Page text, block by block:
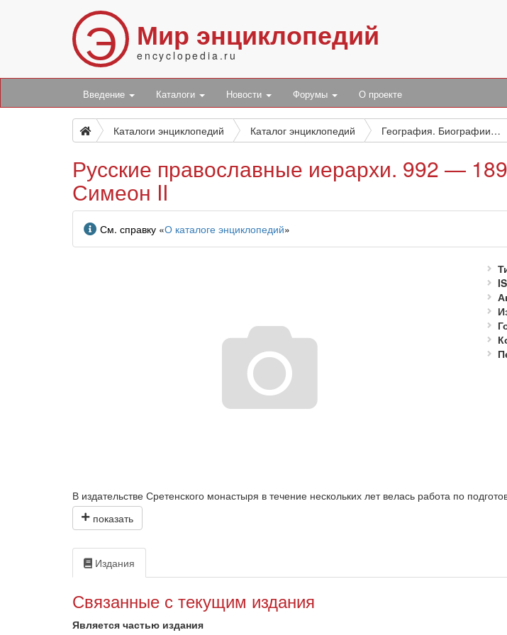
Э Мир энциклопедий
encyclopedia.ru
Введение Каталоги Новости Форумы О проекте
Каталоги энциклопедий Каталог энциклопедий География. Биографии. История
Русские православные иерархи. 992 —
Симеон II
Информация
См. справку «О каталоге энциклопедий»
В издательстве Сретенского монастыря в течение нескольких лет велась работа по
"Русские православные иерархи".
Владыка Мануил в трудные советские годы трудился над собранием биографических
данные о жизни архиереев, неизвестные составителю, дополнялись и корректировались
Издания
Связанные с текущим издания
Является частью издания